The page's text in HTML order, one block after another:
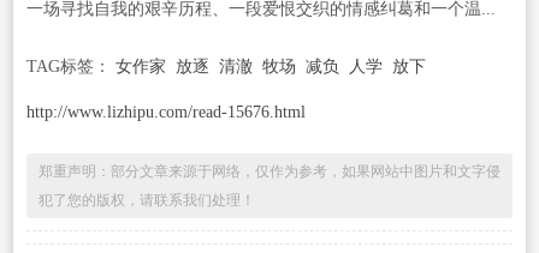
一场寻找自我的艰辛历程、一段爱恨交织的情感纠葛和一个温...
TAG标签： 女作家 放逐 清澈 牧场 减负 人学 放下
http://www.lizhipu.com/read-15676.html
郑重声明：部分文章来源于网络，仅作为参考，如果网站中图片和文字侵
犯了您的版权，请联系我们处理！